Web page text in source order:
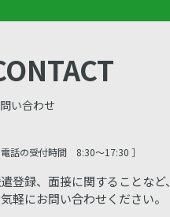
い合わせ
電話の受付時間 8:30〜17:30 ］
登録、面接に関することなど、
軽にお問い合わせください。